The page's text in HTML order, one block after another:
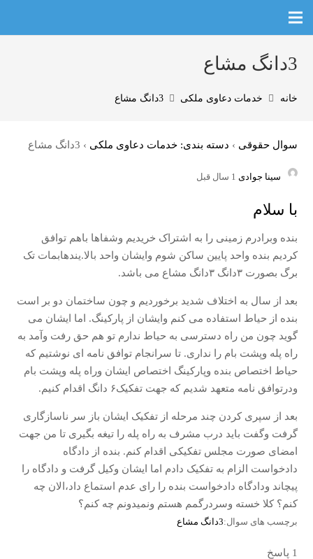
3دانگ مشاع
خانه خدمات دعاوی ملکی 3دانگ مشاع
سوال حقوقی › دسته بندی: خدمات دعاوی ملکی › 3دانگ مشاع
سینا جوادی
با سلام
بنده وبرادرم زمینی را به اشتراک خریدیم وشفاها باهم توافق
کردیم بنده واحد پایین ساکن شوم وایشان واحد بالا.یندهابمات تک
برگ بصورت ۳دانگ ۳دانگ مشاع می باشد.
بعد از سال به اختلاف شدید برخوردیم و چون ساختمان دو بر است
بنده از حیاط استفاده می کنم وایشان از پارکینگ. اما ایشان می
گوید چون من راه دسترسی به حیاط ندارم تو هم حق رفت وآمد به
راه پله وپشت بام را نداری. تا سرانجام توافق نامه ای نوشتیم که
حیاط اختصاص بنده وپارکینگ اختصاص ایشان وراه پله وپشت بام
ودرتوافق نامه متعهد شدیم که جهت تفکیک۶ دانگ اقدام کنیم.
بعد از سپری کردن چند مرحله از تفکیک ایشان باز سر ناسازگاری
گرفت وگفت باید درب مشرف به راه پله را تیغه بگیری تا من جهت
امضای صورت مجلس تفکیکی اقدام کنم. بنده از دادگاه
دادخواست الزام به تفکیک دادم اما ایشان وکیل گرفت و دادگاه را
پیچاند ودادگاه دادخواست بنده را رای عدم استماع داد،الان چه
کنم؟ کلا خسته وسردرگمم هستم ونمیدونم چه کنم؟
برچسب های سوال:3دانگ مشاع
1 پاسخ